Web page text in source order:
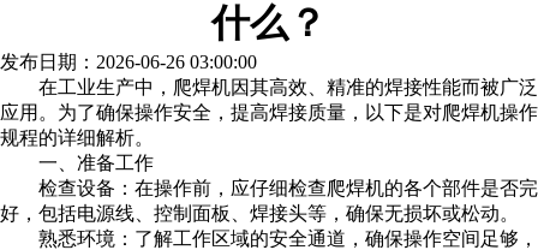
什么？
发布日期：2026-06-26 03:00:00
在工业生产中，爬焊机因其高效、精准的焊接性能而被广泛
应用。为了确保操作安全，提高焊接质量，以下是对爬焊机操作
规程的详细解析。
一、准备工作
检查设备：在操作前，应仔细检查爬焊机的各个部件是否完
好，包括电源线、控制面板、焊接头等，确保无损坏或松动。
熟悉环境：了解工作区域的安全通道，确保操作空间足够，